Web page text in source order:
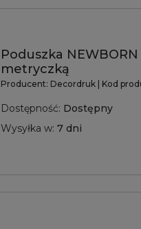
Poduszka
metryczką
Producent: Decordruk | Kod
Dostępność: Dostępny
Wysyłka w: 7 dni